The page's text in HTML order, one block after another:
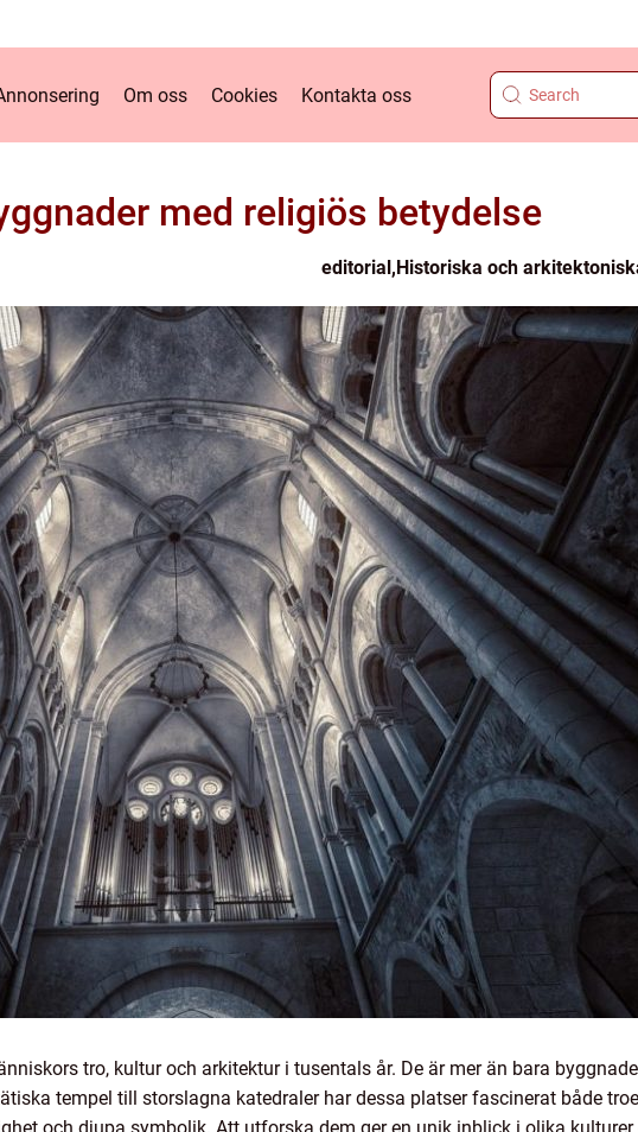
Om oss Cookies Kontakta oss
med religiös betydelse
editorial,Historiska och
tro, kultur och arkitektur i tusentals år. De är mer än bara
tempel till storslagna katedraler har dessa platser fascinerat både